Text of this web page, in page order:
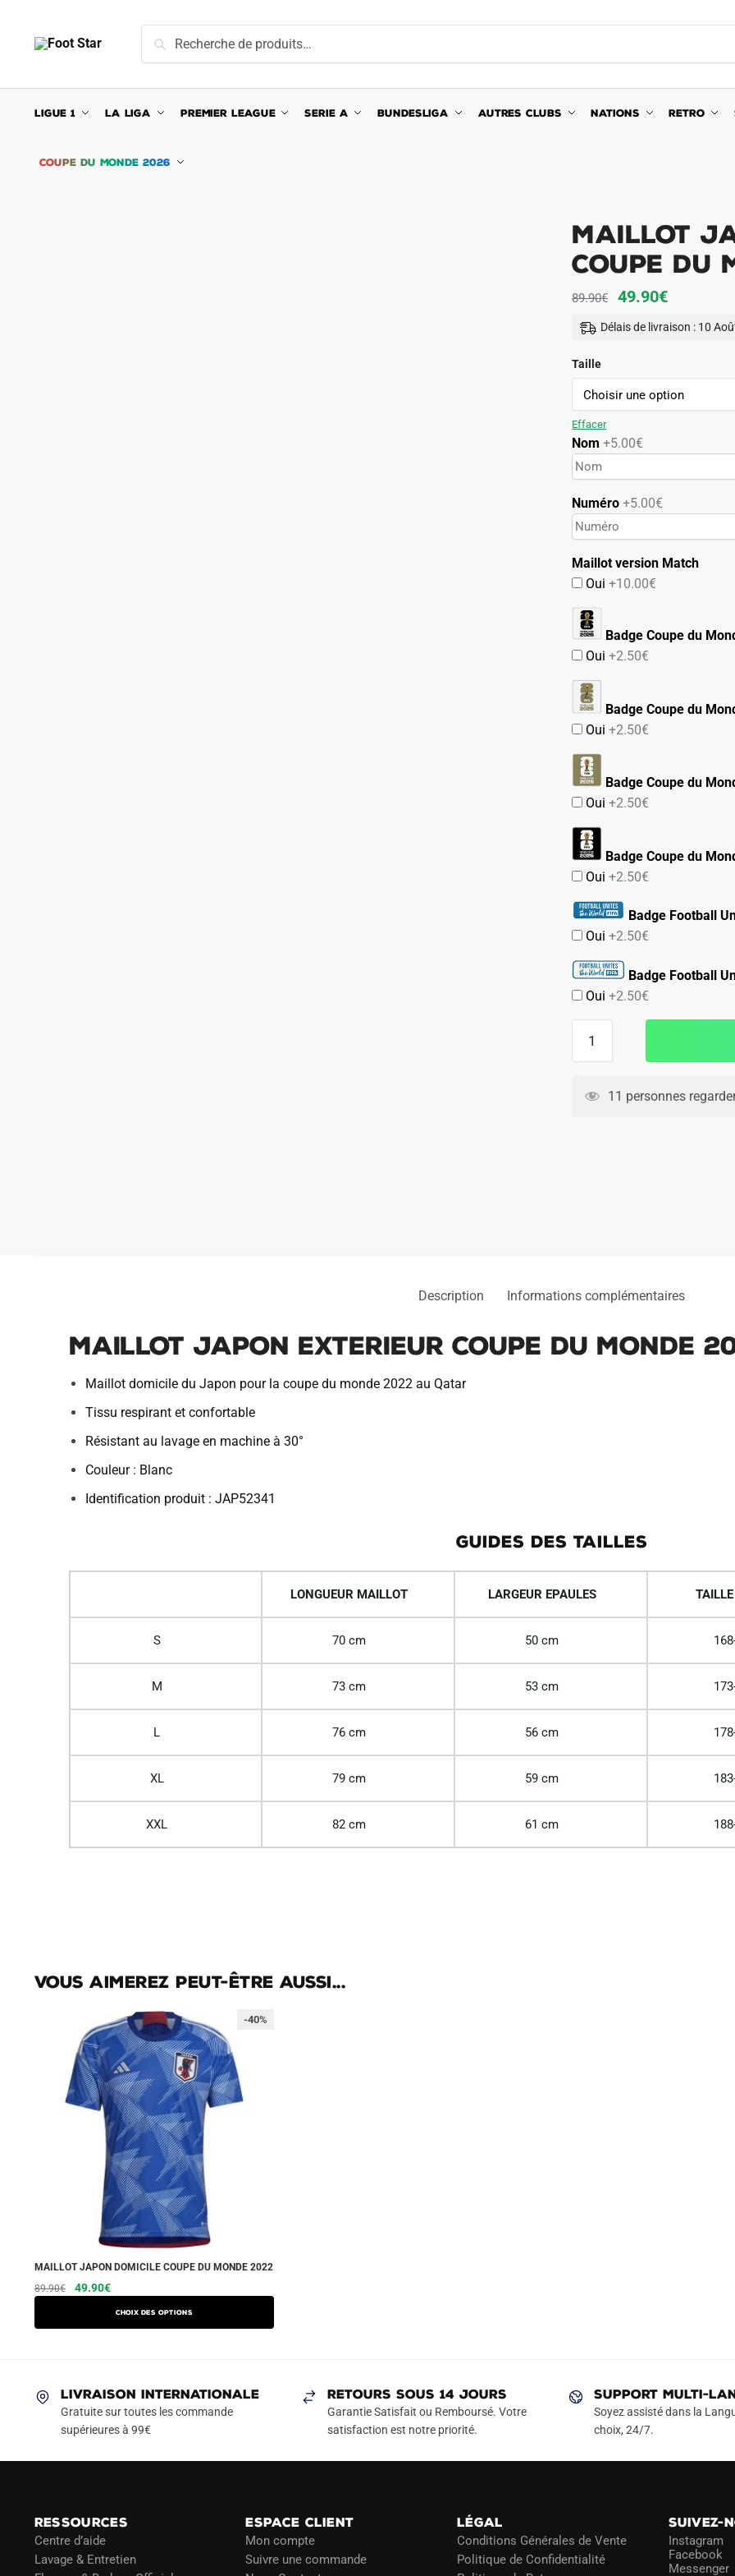
navigation
content
pour :
Recherche
LIGUE 1 LA LIGA PREMIER LEAGUE SERIE A BUNDESLIGA AUTRES CLUBS NATIONS RETRO
COUPE DU MONDE 2026
MAILLOT
COUPE DU
89.90€
Le
prix
89.90€.
49.90€Le
prix
49.90€.
Délais de livraison : 10
Taille
Effacer
Nom +5.00€
Numéro+5.00€
Maillot version Match
Oui+10.00€
Badge Coupe du
Oui+2.50€
Badge Coupe du
Oui+2.50€
Badge Coupe du
Oui+2.50€
Badge Coupe du
Oui+2.50€
Badge Football
Oui+2.50€
Badge Football
Oui+2.50€
JAPON11 personnes
Description Informations complémentaires
MAILLOT JAPON EXTERIEUR COUPE DU MONDE
Maillot domicile du Japon pour la coupe du monde 2022 au Qatar
Tissu respirant et confortable
Résistant au lavage en machine à 30°
Couleur : Blanc
Identification produit : JAP52341
GUIDES DES TAILLES
LONGUEUR MAILLOT LARGEUR EPAULES
S 70 cm 50 cm
M 73 cm 53 cm
L 76 cm 56 cm
XL 79 cm 59 cm
XXL 82 cm 61 cm
Vous aimerez peut-être aussi...
-40%
MAILLOT JAPON DOMICILE COUPE DU MONDE 2022
89.90€
Le
49.90€Le
Choix des options
Ce
produit
a
Les
options
peuvent
page
du
LIVRAISON INTERNATIONALE
Gratuite sur toutes les commande
supérieures à 99€
RETOURS SOUS 14 JOURS
Garantie Satisfait ou Remboursé. Votre
satisfaction est notre priorité.
SUPPORT MULTI-
Soyez assisté dans la
choix, 24/7.
RESSOURCES
Centre d’aide
Lavage & Entretien
ESPACE CLIENT
Mon compte
Suivre une commande
LÉGAL
Conditions Générales de Vente
Politique de Confidentialité
SUIVEZ-
Instagram
Facebook
Messenger